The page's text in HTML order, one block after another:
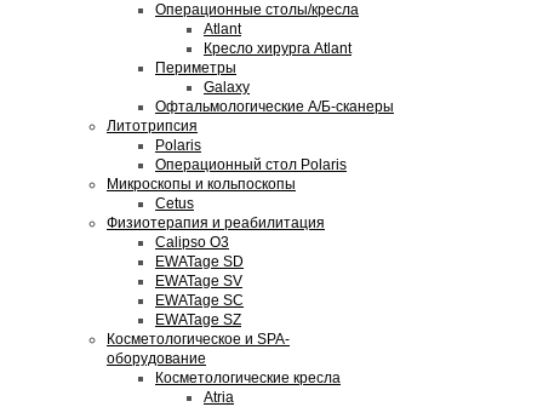
Операционные столы/кресла
Atlant
Кресло хирурга Atlant
Периметры
Galaxy
Офтальмологические А/Б-сканеры
Литотрипсия
Polaris
Операционный стол Polaris
Микроскопы и кольпоскопы
Cetus
Физиотерапия и реабилитация
Calipso O3
EWATage SD
EWATage SV
EWATage SC
EWATage SZ
Косметологическое и SPA-
оборудование
Косметологические кресла
Atria